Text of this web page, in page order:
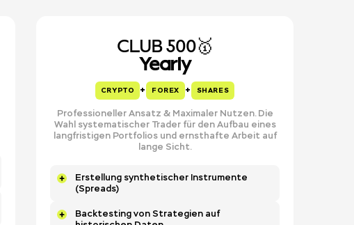
CLUB 500🥇
Yearly
CRYPTO + FOREX + SHARES
Professioneller Ansatz & Maximaler Nutzen. Die
Wahl systematischer Trader für den Aufbau eines
langfristigen Portfolios und ernsthafte Arbeit auf
lange Sicht.
Erstellung synthetischer Instrumente
(Spreads)
Backtesting von Strategien auf